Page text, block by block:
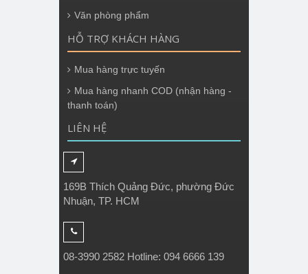
Văn phòng phẩm
HỖ TRỢ KHÁCH HÀNG
Mua hàng trực tuyến
Mua hàng nhanh COD (nhận hàng -
thanh toán)
LIÊN HỆ
169B Thích Quảng Đức, phường Đức
Nhuận, TP. HCM
08-3990 2582 Hotline: 094 6666 139